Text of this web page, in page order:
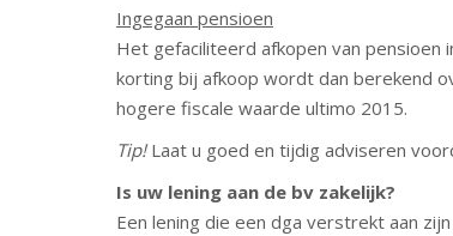
Ingegaan pensioen
Het gefaciliteerd afkopen van pensioen
korting bij afkoop wordt dan berekend
hogere fiscale waarde ultimo 2015.
Tip!Laat u goed en tijdig adviseren
Is uw lening aan de bv zakelijk?
Een lening die een dga verstrekt aan